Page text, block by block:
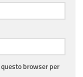
browser per